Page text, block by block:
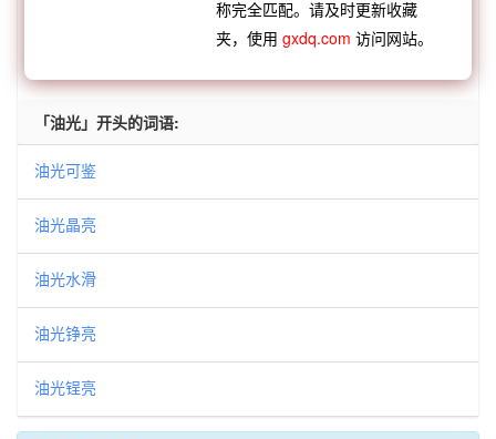
「油光晶亮」的典故、油光晶亮成语故事
「油光」开头的词语:
油光可鉴
油光晶亮
油光水滑
油光铮亮
油光锃亮
称完全匹配。请及时更新收藏
夹，使用gxdq.com 访问网站。